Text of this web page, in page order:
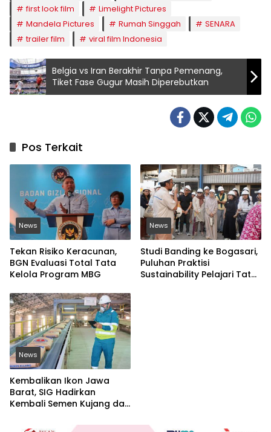
first look film
Limelight Pictures
Mandela Pictures
Rumah Singgah
SENARA
trailer film
viral film Indonesia
Belgia vs Iran Berakhir Tanpa Pemenang,
Tiket Fase Gugur Masih Diperebutkan
Pos Terkait
News
Tekan Risiko Keracunan,
BGN Evaluasi Total Tata
Kelola Program MBG
News
Studi Banding ke Bogasari,
Puluhan Praktisi
Sustainability Pelajari Tata
News
Kembalikan Ikon Jawa
Barat, SIG Hadirkan
Kembali Semen Kujang dan